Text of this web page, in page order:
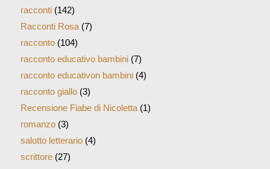
racconti(142)
Racconti Rosa(7)
racconto(104)
racconto educativo bambini(7)
racconto educativon bambini(4)
racconto giallo(3)
Recensione Fiabe di Nicoletta(1)
romanzo(3)
salotto letterario(4)
scrittore(27)